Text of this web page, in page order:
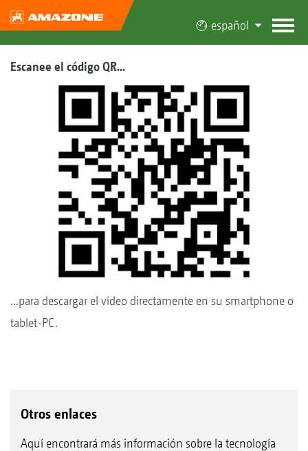
español
Escanee el código QR...
...para descargar el vídeo directamente en su smartphone o
tablet-PC.
Otros enlaces
Aquí encontrará más información sobre la tecnología